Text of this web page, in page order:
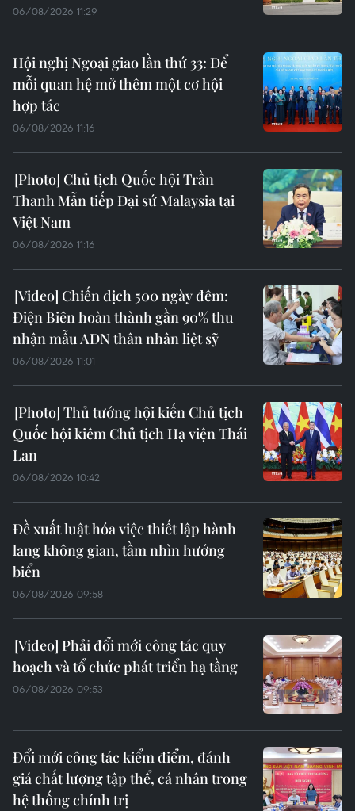
06/08/2026 11:29
Hội nghị Ngoại giao lần thứ 33: Để
mỗi quan hệ mở thêm một cơ hội
hợp tác
06/08/2026 11:16
Chủ tịch Quốc hội Trần
Thanh Mẫn tiếp Đại sứ Malaysia tại
Việt Nam
06/08/2026 11:16
Chiến dịch 500 ngày đêm:
Điện Biên hoàn thành gần 90% thu
nhận mẫu ADN thân nhân liệt sỹ
06/08/2026 11:01
Thủ tướng hội kiến Chủ tịch
Quốc hội kiêm Chủ tịch Hạ viện Thái
Lan
06/08/2026 10:42
Đề xuất luật hóa việc thiết lập hành
lang không gian, tầm nhìn hướng
biển
06/08/2026 09:58
Phải đổi mới công tác quy
hoạch và tổ chức phát triển hạ tầng
06/08/2026 09:53
Đổi mới công tác kiểm điểm, đánh
giá chất lượng tập thể, cá nhân trong
hệ thống chính trị